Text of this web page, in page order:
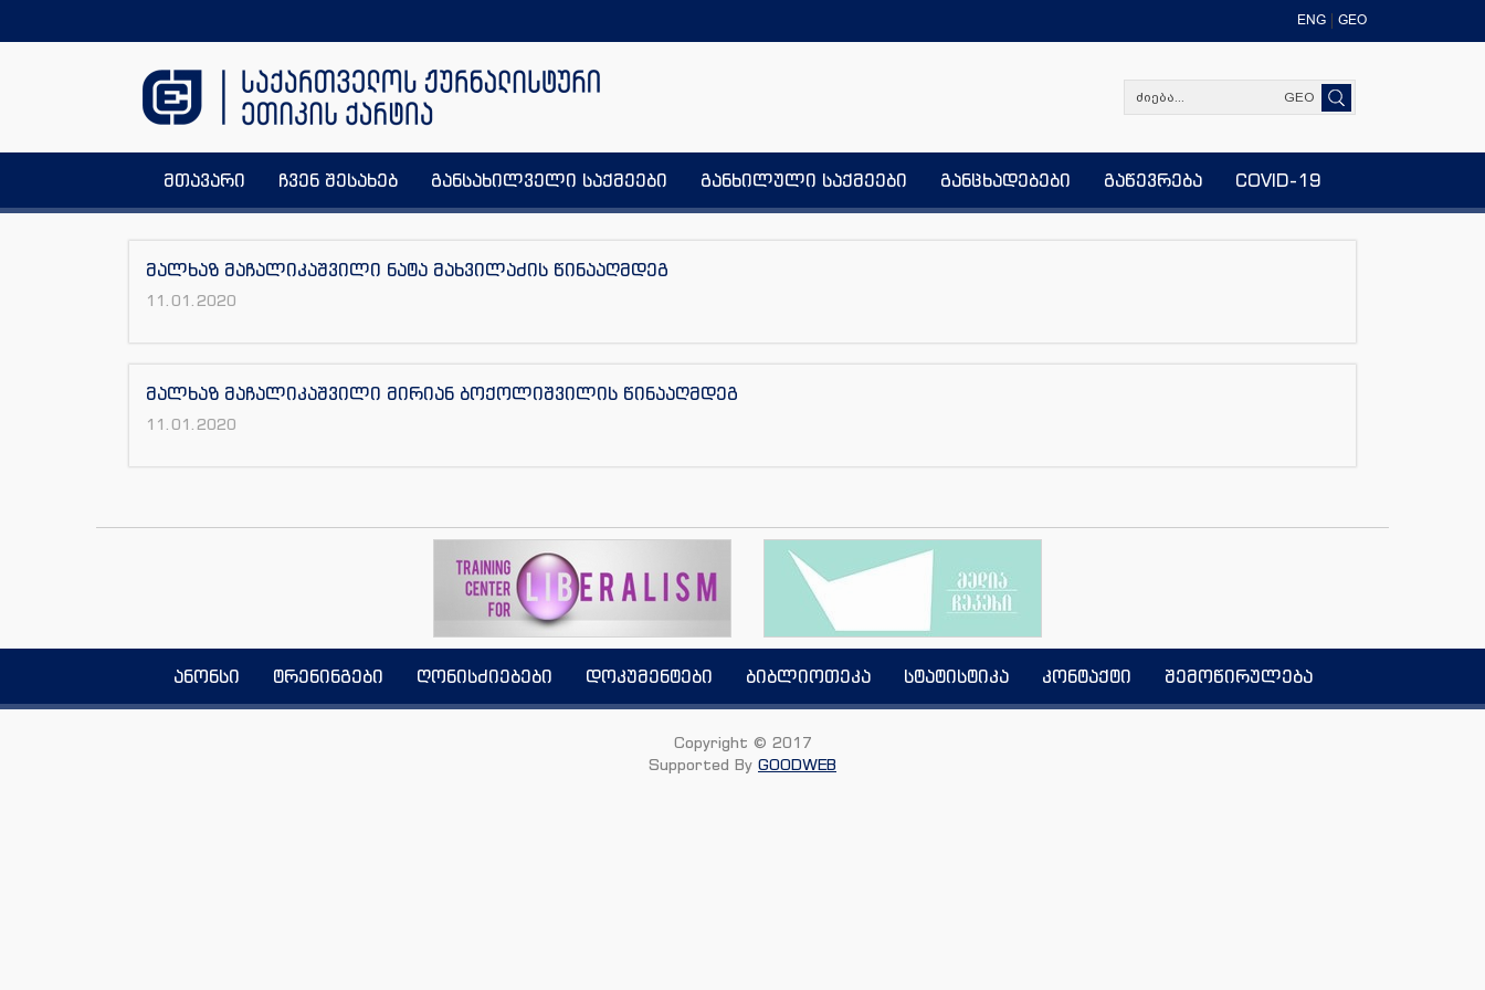
ENG GEO
GEO
მთავარი ჩვენ შესახებ განსახილველი საქმეები განხილული საქმეები განცხადებები გაწევრება COVID-19
მალხაზ მაჩალიკაშვილი ნატა მახვილაძის წინააღმდეგ
11.01.2020
მალხაზ მაჩალიკაშვილი მირიან ბოქოლიშვილის წინააღმდეგ
11.01.2020
ანონსი ტრენინგები ღონისძიებები დოკუმენტები ბიბლიოთეკა სტატისტიკა კონტაქტი შემოწირულება
Copyright © 2017
Supported By GOODWEB